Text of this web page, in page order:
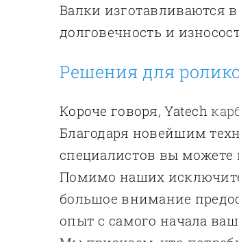
Валки изготавливаются
долговечность и
Решения для
Короче говоря, Yatech
Благодаря новейшим
специалистов вы
Помимо наших
большое внимание
опыт с самого начала